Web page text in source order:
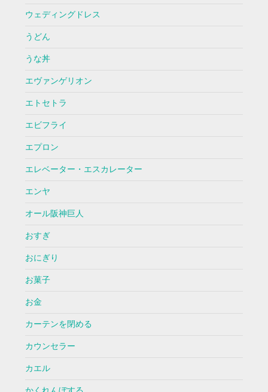
ウェディングドレス
うどん
うな丼
エヴァンゲリオン
エトセトラ
エビフライ
エプロン
エレベーター・エスカレーター
エンヤ
オール阪神巨人
おすぎ
おにぎり
お菓子
お金
カーテンを閉める
カウンセラー
カエル